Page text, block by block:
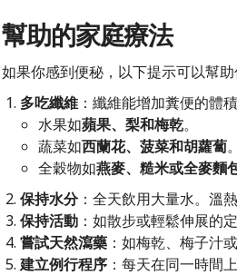
幫助的家庭療法
如果你感到便秘，以下提示可以幫助
多吃纖維：纖維能增加糞便的體
水果如蘋果、梨和梅乾。
蔬菜如西蘭花、菠菜和胡蘿蔔。
全穀物如燕麥、糙米或全麥麵
保持水分：全天飲用大量水。溫
保持活動：如散步或輕鬆伸展的
嘗試天然瀉藥：如梅乾、梅子汁
建立例行程序：每天在同一時間